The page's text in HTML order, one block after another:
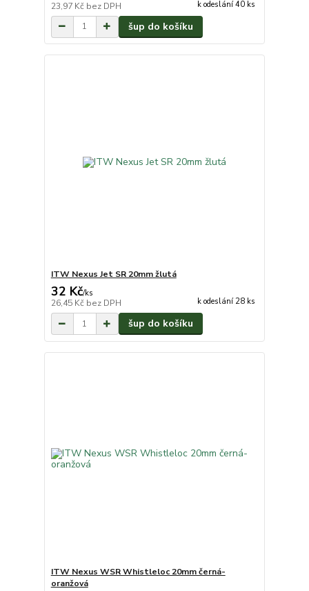
23,97 Kč bez DPH k odeslání 40 ks
šup do košíku
ITW Nexus Jet SR 20mm žlutá
32 Kč/ks
26,45 Kč bez DPH k odeslání 28 ks
šup do košíku
ITW Nexus WSR Whistleloc 20mm černá-
oranžová